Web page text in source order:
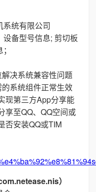
系统有限公司
备型号信息; 剪切板
决系统兼容性问题
系统组件正常生效
现第三方App分享能
享至QQ、QQ空间或
否安装QQ或TIM
）